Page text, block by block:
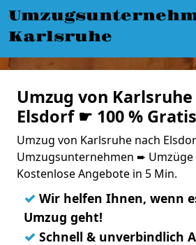
Karlsruhe
Umzug von Karlsruhe
Elsdorf ☛ 100 %
Umzug von Karlsruhe nach
Umzugsunternehmen ➨ Umzüge
Kostenlose Angebote in 5 Min.
✓ Wir helfen Ihnen, wenn
Umzug geht!
✓ Schnell & unverbindlich